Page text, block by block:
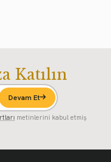
Katılın
Devam Et
metinlerini kabul etmiş